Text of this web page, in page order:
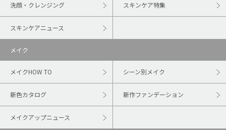
洗顔・クレンジング スキンケア特集
スキンケアニュース
メイク
メイクHOW TO シーン別メイク
新色カタログ 新作ファンデーション
メイクアップニュース